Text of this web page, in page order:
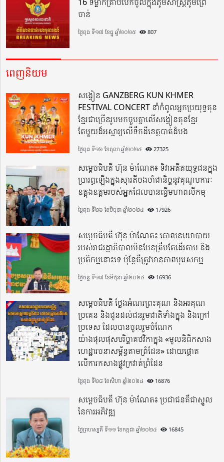
ចាន់
ថ្ងៃពុធ ទី១៧ ខែធ្នូ ឆ្នាំ២០២៥ 807
ពេញនិយម
សង្វៀន GANZBERG KUN KHMER
FESTIVAL CONCERT នាំកំពូលអ្នកប្រយុទ្ធគុន
ខ្មែរជាច្រើនរូបមកចួបគ្នាលើសង្វៀនគុនខ្មែរ
តែមួយដ៏អស្ចារ្យលើទឹកដីខេត្តបាត់ដំបង
ថ្ងៃពុធ ទី១៦ ខែតុលា ឆ្នាំ២០២៤ 27325
សម្តេចធិបតី ហ៊ុន ម៉ាណែត៖ ទិវាអតីតយុទ្ធជនក្នុង
ប្រារព្ធឡើងក្នុងស្មារតីចងចាំជានិច្ចនូវគុណូបការៈ
ឧត្តុងឧត្តមរបស់អ្នកដែលបានធ្វើមហាពលីកម្ម
ថ្ងៃពុធ ទី២៦ ខែមិថុនា ឆ្នាំ២០២៤ 17926
សម្តេចធិបតី ហ៊ុន ម៉ាណែត៖ គោលនយោបាយ
របស់រាជរដ្ឋាភិបាលមិនមែនត្រឹមតែដើរតាម និង
ប្រតិកម្មនោះទេ ប៉ុន្តែគឺត្រូវមានភាពបុរេសកម្ម
ថ្ងៃចន្ទ ទី១៧ ខែមិថុនា ឆ្នាំ២០២៤ 16936
សម្តេចធិបតី ថ្លែងអំណរព្រះគុណ និងអរគុណ
ប្រគេន និងជូនដល់ជនរួមជាតិទាំងក្នុង​ និងក្រៅ
ប្រទេស​ ដែលបានចូលរួមចំណែក
យ៉ាងផុលផុសបរិច្ចាគថវិកាក្នុង «មូលនិធិកសាង
ហេដ្ឋារចនាសម្ព័ន្ធតាមព្រំដែន» ដោយផ្ដោត
លើការកសាងផ្លូវក្រវាត់ព្រំដែន
ថ្ងៃពុធ ទី២៨ ខែសីហា ឆ្នាំ២០២៤ 16876
សម្តេចធិបតី ហ៊ុន ម៉ាណែត៖ ប្រជាជនគឺជាស្នូល
នៃការអភិវឌ្ឍ
ថ្ងៃព្រហស្បតិ៍ ទី១១ ខែកក្កដា ឆ្នាំ២០២៤ 16845